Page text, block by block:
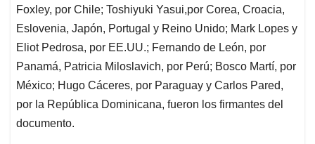
Foxley, por Chile; Toshiyuki Yasui,por Corea, Croacia,
Eslovenia, Japón, Portugal y Reino Unido; Mark Lopes y
Eliot Pedrosa, por EE.UU.; Fernando de León, por
Panamá, Patricia Miloslavich, por Perú; Bosco Martí, por
México; Hugo Cáceres, por Paraguay y Carlos Pared,
por la República Dominicana, fueron los firmantes del
documento.